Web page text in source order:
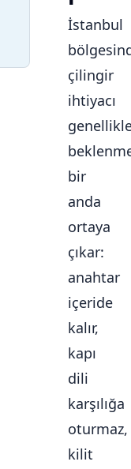
İstanbul
çilingir
ihtiyacı
bir
anda
ortaya
çıkar:
anahtar
içeride
kalır,
kapı
dili
karşılığa
oturmaz,
kilit